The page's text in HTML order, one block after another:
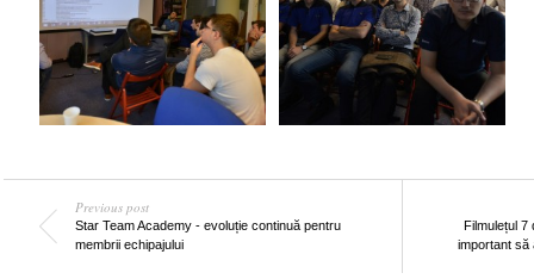
Previous post
Star Team Academy - evoluție continuă pentru
membrii echipajului
Filmulețul 7
important să